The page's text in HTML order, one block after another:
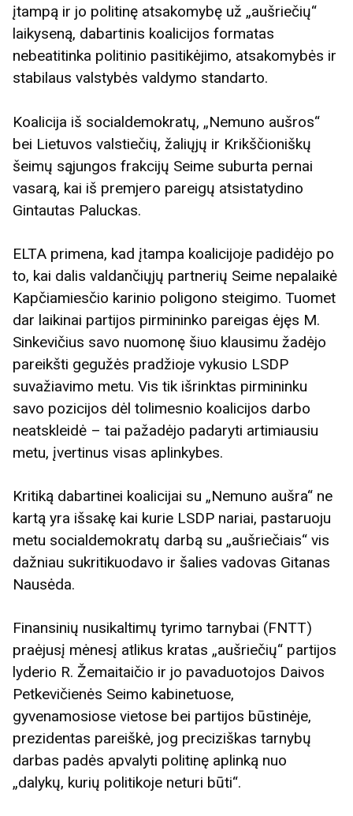
įtampą ir jo politinę atsakomybę už „aušriečių“
laikyseną, dabartinis koalicijos formatas
nebeatitinka politinio pasitikėjimo, atsakomybės ir
stabilaus valstybės valdymo standarto.
Koalicija iš socialdemokratų, „Nemuno aušros“
bei Lietuvos valstiečių, žaliųjų ir Krikščioniškų
šeimų sąjungos frakcijų Seime suburta pernai
vasarą, kai iš premjero pareigų atsistatydino
Gintautas Paluckas.
ELTA primena, kad įtampa koalicijoje padidėjo po
to, kai dalis valdančiųjų partnerių Seime nepalaikė
Kapčiamiesčio karinio poligono steigimo. Tuomet
dar laikinai partijos pirmininko pareigas ėjęs M.
Sinkevičius savo nuomonę šiuo klausimu žadėjo
pareikšti gegužės pradžioje vykusio LSDP
suvažiavimo metu. Vis tik išrinktas pirmininku
savo pozicijos dėl tolimesnio koalicijos darbo
neatskleidė – tai pažadėjo padaryti artimiausiu
metu, įvertinus visas aplinkybes.
Kritiką dabartinei koalicijai su „Nemuno aušra“ ne
kartą yra išsakę kai kurie LSDP nariai, pastaruoju
metu socialdemokratų darbą su „aušriečiais“ vis
dažniau sukritikuodavo ir šalies vadovas Gitanas
Nausėda.
Finansinių nusikaltimų tyrimo tarnybai (FNTT)
praėjusį mėnesį atlikus kratas „aušriečių“ partijos
lyderio R. Žemaitaičio ir jo pavaduotojos Daivos
Petkevičienės Seimo kabinetuose,
gyvenamosiose vietose bei partijos būstinėje,
prezidentas pareiškė, jog preciziškas tarnybų
darbas padės apvalyti politinę aplinką nuo
„dalykų, kurių politikoje neturi būti“.